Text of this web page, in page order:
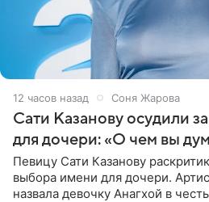
12 часов назад Соня Жарова
Сати Казанову осудили
для дочери: «О чем вы
Певицу Сати Казанову
выбора имени для дочери.
назвала девочку Анагхой в